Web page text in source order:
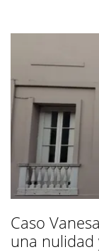
Caso
una nulidad